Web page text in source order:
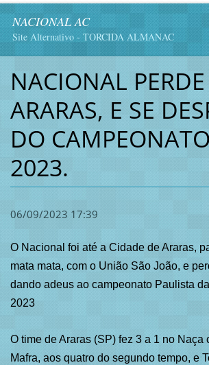
NACIONAL AC
Site Alternativo - TORCIDA ALMANAC
NACIONAL
ARARAS, E SE
DO
2023.
06/09/2023 17:39
O Nacional foi até a Cidade de Araras,
mata mata, com o União São João, e
dando adeus ao campeonato Paulista
2023
O time de Araras (SP) fez 3 a 1 no Naça
Mafra, aos quatro do segundo tempo, e